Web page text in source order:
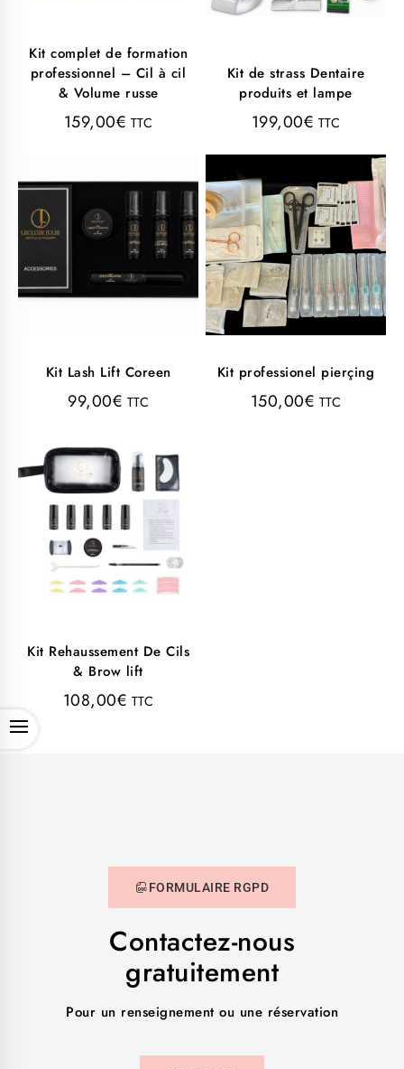
OPEN
Kit complet de formation
professionnel – Cil à cil
& Volume russe
159,00€ TTC
Kit de strass Dentaire
produits et lampe
199,00€ TTC
Kit Lash Lift Coreen
99,00€ TTC
Kit professionel pierçing
150,00€ TTC
Kit Rehaussement De Cils
& Brow lift
108,00€ TTC
FORMULAIRE RGPD
Contactez-nous
gratuitement
Pour un renseignement ou une réservation